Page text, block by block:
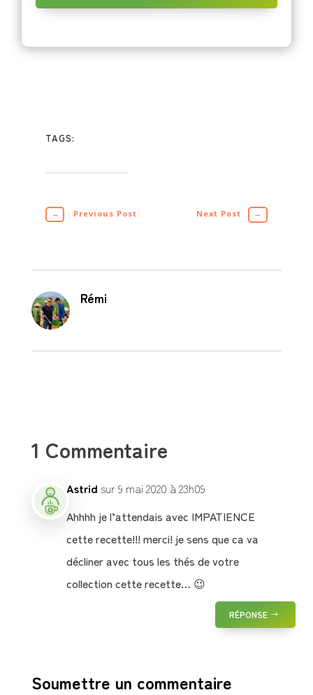
TAGS:
← Previous Post Next Post →
Rémi
1 Commentaire
Astrid sur 9 mai 2020 à 23h09
Ahhhh je l’attendais avec IMPATIENCE
cette recette!!! merci! je sens que ca va
décliner avec tous les thés de votre
collection cette recette… 😉
RÉPONSE
Soumettre un commentaire